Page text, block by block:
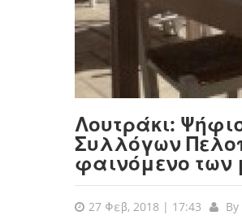
Λουτράκι:
Συλλόγων
φαινόμενο των
27 Φεβ, 2018 | 17:43 By